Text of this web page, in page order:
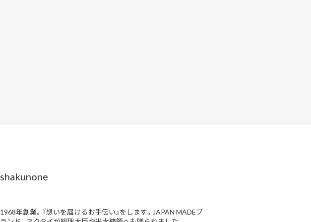
shakunone
1968年創業。『想いを届けるお手伝い』をします。JAPAN MADEブ